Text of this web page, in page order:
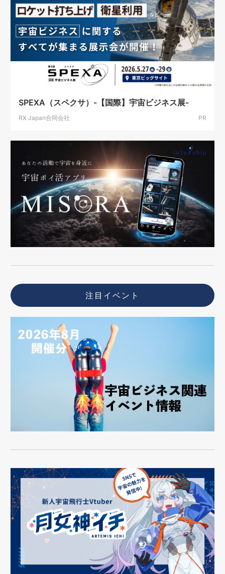
SPEXA（スペクサ）-【国際】宇宙ビジネス展-
RX Japan合同会社 PR
注目イベント